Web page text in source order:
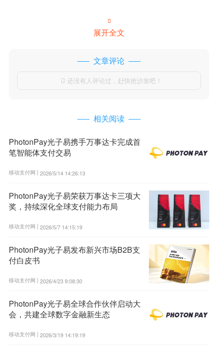

展开全文
文章评论
 还没有人评论过，赶快抢沙发吧！
相关阅读
PhotonPay光子易携手万事达卡完成首
笔智能体支付交易
移动支付网 | 2026/5/14 14:26:13
PhotonPay光子易荣获万事达卡三项大
奖，持续深化全球支付能力布局
移动支付网 | 2026/5/7 14:15:19
PhotonPay光子易发布新兴市场B2B支
付白皮书
移动支付网 | 2026/4/23 9:08:30
PhotonPay光子易全球合作伙伴启动大
会，共建全球数字金融新生态
移动支付网 | 2026/3/19 14:19:19